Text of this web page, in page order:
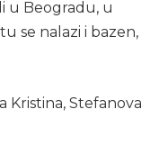
u Beogradu, u
se nalazi i bazen,
Kristina, Stefanova